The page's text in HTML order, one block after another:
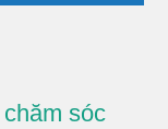
chăm sóc